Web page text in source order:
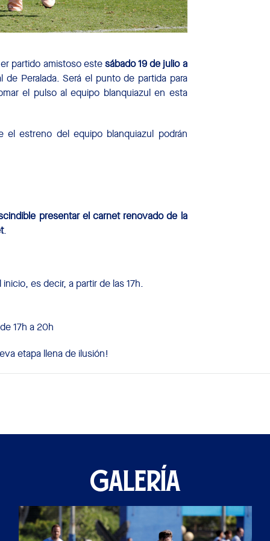
partido amistoso estesábado 19 de julio a
de Peralada. Será el punto de partida para
el pulso al equipo blanquiazul en esta
estreno del equipo blanquiazul podrán
presentar el carnet renovado de la
.
es decir, a partir de las 17h.
17h a 20h
etapa llena de ilusión!
GALERÍA